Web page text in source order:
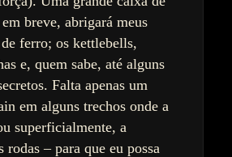
breve, abrigará meus
ferro; os kettlebells,
e, quem sabe, até alguns
Falta apenas um
em alguns trechos onde a
superficialmente, a
rodas – para que eu possa